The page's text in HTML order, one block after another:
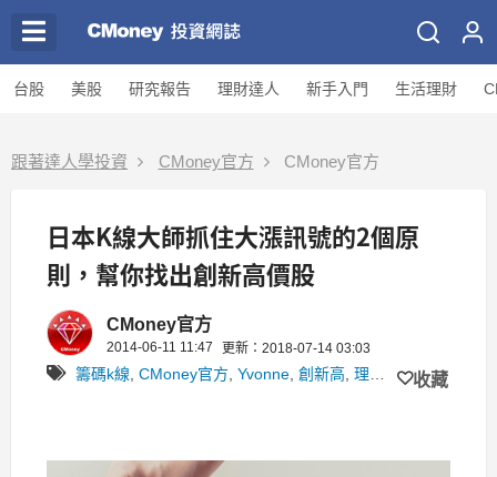
台股 美股 研究報告 理財達人 新手入門 生活理財
跟著達人學投資 CMoney官方 CMoney官方
日本K線大師抓住大漲訊號的2個原
則，幫你找出創新高價股
CMoney官方
2014-06-11 11:47 更新：2018-07-14 03:03
籌碼k線 CMoney官方 Yvonne 創新高 理財專區 收藏